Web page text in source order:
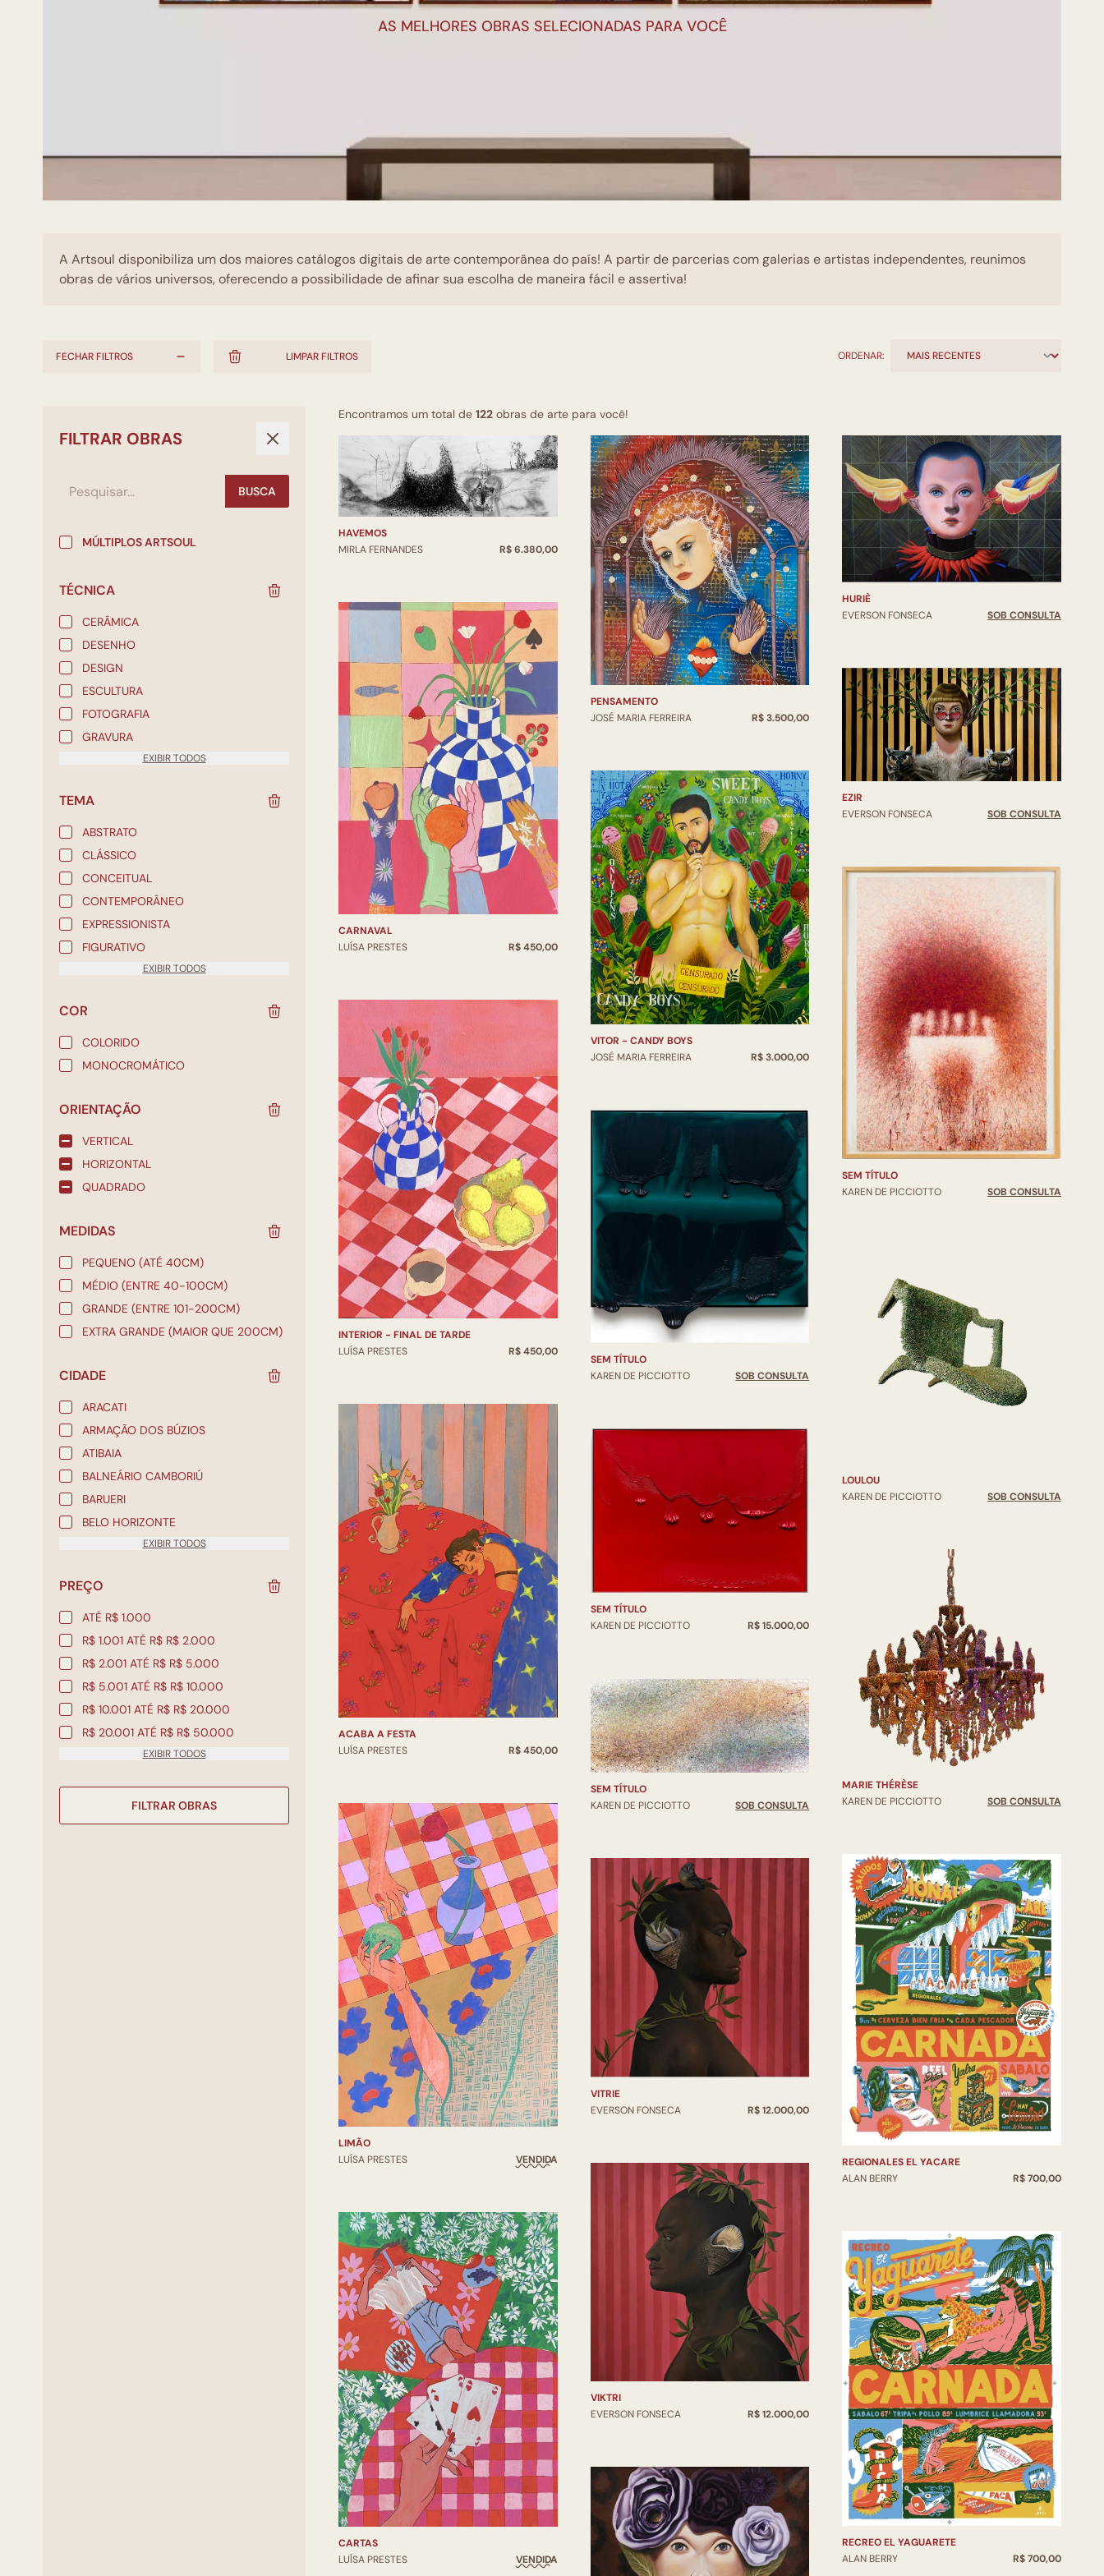
AS MELHORES OBRAS SELECIONADAS PARA VOCÊ
A Artsoul disponibiliza um dos maiores catálogos digitais de arte contemporânea do país! A partir de parcerias com galerias e artistas independentes, reunimos
obras de vários universos, oferecendo a possibilidade de afinar sua escolha de maneira fácil e assertiva!
ORDENAR:
FECHAR FILTROS LIMPAR FILTROS
FILTRAR OBRAS
BUSCA
MÚLTIPLOS ARTSOUL
TÉCNICA
CERÂMICA
DESENHO
DESIGN
ESCULTURA
FOTOGRAFIA
GRAVURA
EXIBIR TODOS
TEMA
ABSTRATO
CLÁSSICO
CONCEITUAL
CONTEMPORÂNEO
EXPRESSIONISTA
FIGURATIVO
EXIBIR TODOS
COR
COLORIDO
MONOCROMÁTICO
ORIENTAÇÃO
VERTICAL
HORIZONTAL
QUADRADO
MEDIDAS
PEQUENO (ATÉ 40CM)
MÉDIO (ENTRE 40-100CM)
GRANDE (ENTRE 101-200CM)
EXTRA GRANDE (MAIOR QUE 200CM)
CIDADE
ARACATI
ARMAÇÃO DOS BÚZIOS
ATIBAIA
BALNEÁRIO CAMBORIÚ
BARUERI
BELO HORIZONTE
EXIBIR TODOS
PREÇO
ATÉ R$ 1.000
R$ 1.001 ATÉ R$ R$ 2.000
R$ 2.001 ATÉ R$ R$ 5.000
R$ 5.001 ATÉ R$ R$ 10.000
R$ 10.001 ATÉ R$ R$ 20.000
R$ 20.001 ATÉ R$ R$ 50.000
EXIBIR TODOS
FILTRAR OBRAS
Encontramos um total de 122 obras de arte para você!
HAVEMOS
MIRLA FERNANDES
R$ 6.380,00
CARNAVAL
LUÍSA PRESTES
R$ 450,00
INTERIOR - FINAL DE TARDE
LUÍSA PRESTES
R$ 450,00
ACABA A FESTA
LUÍSA PRESTES
R$ 450,00
LIMÃO
LUÍSA PRESTES
VENDIDA
CARTAS
LUÍSA PRESTES
VENDIDA
PENSAMENTO
JOSÉ MARIA FERREIRA
R$ 3.500,00
VITOR - CANDY BOYS
JOSÉ MARIA FERREIRA
R$ 3.000,00
SEM TÍTULO
KAREN DE PICCIOTTO
SOB CONSULTA
SEM TÍTULO
KAREN DE PICCIOTTO
R$ 15.000,00
SEM TÍTULO
KAREN DE PICCIOTTO
SOB CONSULTA
VITRIE
EVERSON FONSECA
R$ 12.000,00
VIKTRI
EVERSON FONSECA
R$ 12.000,00
HURIÈ
EVERSON FONSECA
SOB CONSULTA
EZIR
EVERSON FONSECA
SOB CONSULTA
SEM TÍTULO
KAREN DE PICCIOTTO
SOB CONSULTA
LOULOU
KAREN DE PICCIOTTO
SOB CONSULTA
MARIE THÉRÈSE
KAREN DE PICCIOTTO
SOB CONSULTA
REGIONALES EL YACARE
ALAN BERRY
R$ 700,00
RECREO EL YAGUARETE
ALAN BERRY
R$ 700,00